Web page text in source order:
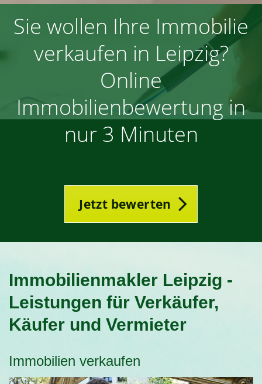
Sie wollen Ihre Immobilie
verkaufen in Leipzig?
Online
Immobilienbewertung in
nur 3 Minuten
Jetzt bewerten
Immobilienmakler Leipzig -
Leistungen für Verkäufer,
Käufer und Vermieter
Immobilien verkaufen